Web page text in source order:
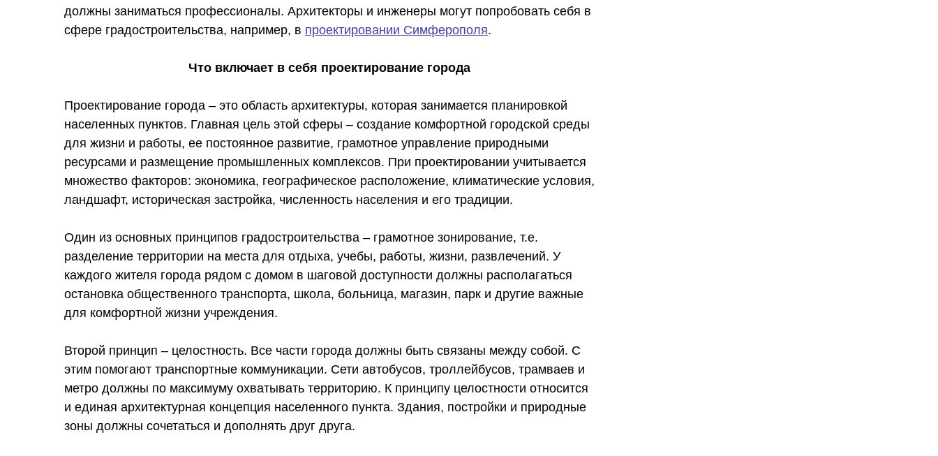
должны заниматься профессионалы. Архитекторы и инженеры могут попробовать себя в
сфере градостроительства, например, в проектировании Симферополя.
Что включает в себя проектирование города
Проектирование города – это область архитектуры, которая занимается планировкой
населенных пунктов. Главная цель этой сферы – создание комфортной городской среды
для жизни и работы, ее постоянное развитие, грамотное управление природными
ресурсами и размещение промышленных комплексов. При проектировании учитывается
множество факторов: экономика, географическое расположение, климатические условия,
ландшафт, историческая застройка, численность населения и его традиции.
Один из основных принципов градостроительства – грамотное зонирование, т.е.
разделение территории на места для отдыха, учебы, работы, жизни, развлечений. У
каждого жителя города рядом с домом в шаговой доступности должны располагаться
остановка общественного транспорта, школа, больница, магазин, парк и другие важные
для комфортной жизни учреждения.
Второй принцип – целостность. Все части города должны быть связаны между собой. С
этим помогают транспортные коммуникации. Сети автобусов, троллейбусов, трамваев и
метро должны по максимуму охватывать территорию. К принципу целостности относится
и единая архитектурная концепция населенного пункта. Здания, постройки и природные
зоны должны сочетаться и дополнять друг друга.